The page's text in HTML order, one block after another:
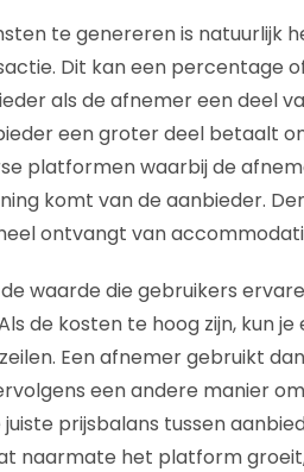
te genereren is natuurlijk
Dit kan een percentage
als de afnemer een deel
een groter deel betaalt
platformen waarbij de
komt van de aanbieder.
ontvangt van
waarde die gebruikers
de kosten te hoog zijn, kun
Een afnemer gebruikt
een andere manier
prijsbalans tussen
naarmate het platform